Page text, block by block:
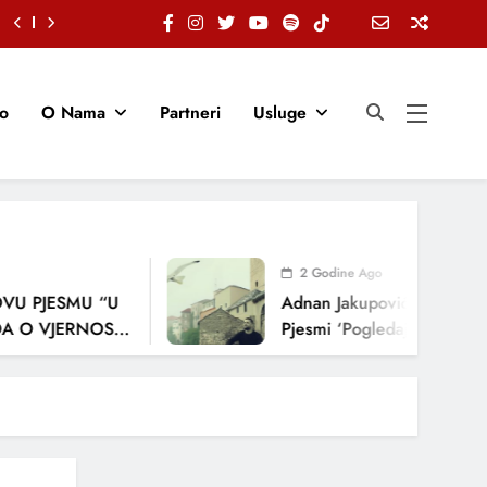
O Nama Partneri Usluge
“U
2 Godine Ago
Adnan Jakupović Donosi
Pjesmi ‘Pogledaj Me’